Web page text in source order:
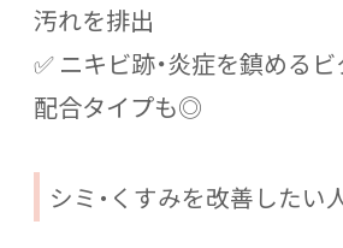
汚れを排出
✅ ニキビ跡・炎症を鎮める
配合タイプも◎
シミ・くすみを改善したい